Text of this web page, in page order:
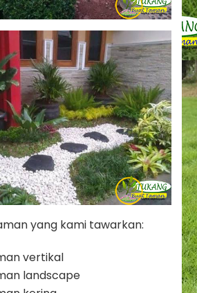
yang kami tawarkan:
vertikal
landscape